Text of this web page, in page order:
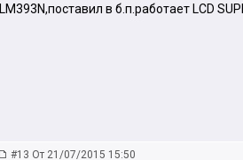
LM393N,поставил в б.п.работает LCD
#13 От 21/07/2015 15:50